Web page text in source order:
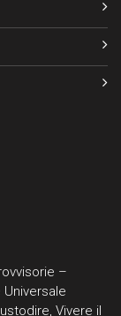
–
Vivere il